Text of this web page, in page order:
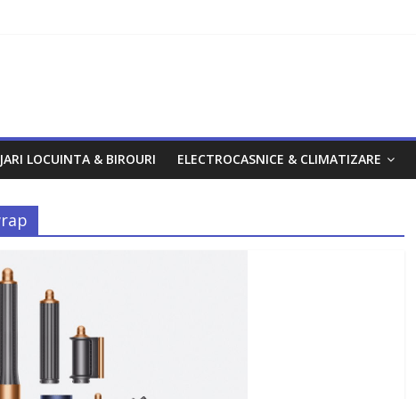
LOCUINTA & BIROURI ELECTROCASNICE & CLIMATIZARE